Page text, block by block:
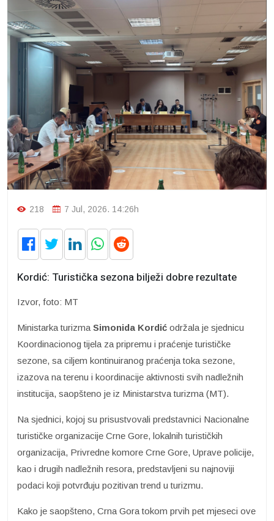
218 7 Jul, 2026. 14:26h
Kordić: Turistička sezona bilježi dobre rezultate
Izvor, foto: MT
Ministarka turizma Simonida Kordić održala je sjednicu
Koordinacionog tijela za pripremu i praćenje turističke
sezone, sa ciljem kontinuiranog praćenja toka sezone,
izazova na terenu i koordinacije aktivnosti svih nadležnih
institucija, saopšteno je iz Ministarstva turizma (MT).
Na sjednici, kojoj su prisustvovali predstavnici Nacionalne
turističke organizacije Crne Gore, lokalnih turističkih
organizacija, Privredne komore Crne Gore, Uprave policije,
kao i drugih nadležnih resora, predstavljeni su najnoviji
podaci koji potvrđuju pozitivan trend u turizmu.
Kako je saopšteno, Crna Gora tokom prvih pet mjeseci ove